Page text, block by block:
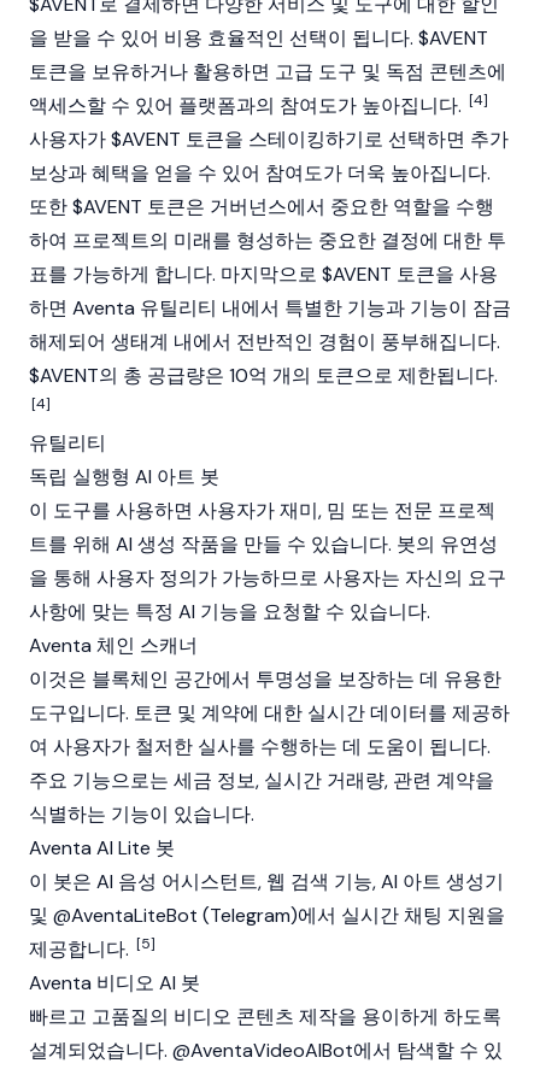
을 받을 수 있어 비용 효율적인 선택이 됩니다. $AVENT
토큰을 보유하거나 활용하면 고급 도구 및 독점 콘텐츠에
액세스할 수 있어 플랫폼과의 참여도가 높아집니다. [4]
사용자가 $AVENT 토큰을 스테이킹하기로 선택하면 추가
보상과 혜택을 얻을 수 있어 참여도가 더욱 높아집니다.
또한 $AVENT 토큰은 거버넌스에서 중요한 역할을 수행
하여 프로젝트의 미래를 형성하는 중요한 결정에 대한 투
표를 가능하게 합니다. 마지막으로 $AVENT 토큰을 사용
하면 Aventa 유틸리티 내에서 특별한 기능과 기능이 잠금
해제되어 생태계 내에서 전반적인 경험이 풍부해집니다.
$AVENT의 총 공급량은 10억 개의 토큰으로 제한됩니다.
[4]
유틸리티
독립 실행형 AI 아트 봇
이 도구를 사용하면 사용자가 재미, 밈 또는 전문 프로젝
트를 위해 AI 생성 작품을 만들 수 있습니다. 봇의 유연성
을 통해 사용자 정의가 가능하므로 사용자는 자신의 요구
사항에 맞는 특정 AI 기능을 요청할 수 있습니다.
Aventa 체인 스캐너
이것은 블록체인 공간에서 투명성을 보장하는 데 유용한
도구입니다. 토큰 및 계약에 대한 실시간 데이터를 제공하
여 사용자가 철저한 실사를 수행하는 데 도움이 됩니다.
주요 기능으로는 세금 정보, 실시간 거래량, 관련 계약을
식별하는 기능이 있습니다.
Aventa AI Lite 봇
이 봇은 AI 음성 어시스턴트, 웹 검색 기능, AI 아트 생성기
및 @AventaLiteBot (Telegram)에서 실시간 채팅 지원을
제공합니다. [5]
Aventa 비디오 AI 봇
빠르고 고품질의 비디오 콘텐츠 제작을 용이하게 하도록
설계되었습니다. @AventaVideoAIBot에서 탐색할 수 있